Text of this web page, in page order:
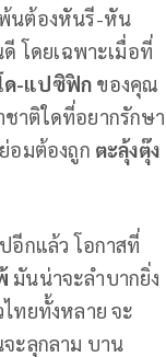
พ้นต้องหันรี-หัน
โดยเฉพาะเมื่อที่
ด-แปซิฟิก ของคุณ
าติใดที่อยากรักษา
อมต้องถูก ตะลุ้งตุ๊ง
อีกแล้ว โอกาสที่
มันน่าจะลำบากยิ่ง
ทยทั้งหลาย จะ
ะลุกลาม บาน